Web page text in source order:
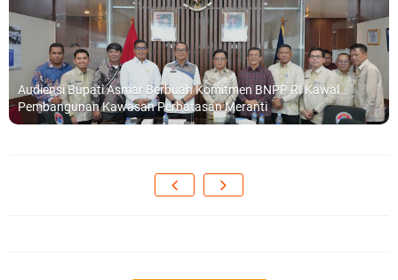
Audiensi Bupati Asmar Berbuah Komitmen BNPP RI Kawal
Pembangunan Kawasan Perbatasan Meranti